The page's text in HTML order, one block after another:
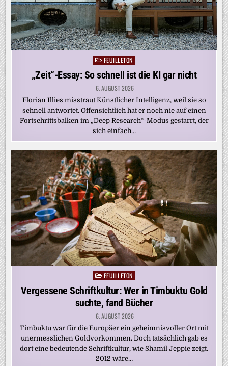
PostedFEUILLETON
„Zeit“-Essay: So schnell ist die KI gar nicht
6. AUGUST 2026
Florian Illies misstraut Künstlicher Intelligenz, weil sie so
schnell antwortet. Offensichtlich hat er noch nie auf einen
Fortschrittsbalken im „Deep Research“-Modus gestarrt, der
sich einfach…
Posted
in
FEUILLETON
Vergessene Schriftkultur: Wer in Timbuktu Gold
suchte, fand Bücher
6. AUGUST 2026
Timbuktu war für die Europäer ein geheimnisvoller Ort mit
unermesslichen Goldvorkommen. Doch tatsächlich gab es
dort eine bedeutende Schriftkultur, wie Shamil Jeppie zeigt.
2012 wäre…